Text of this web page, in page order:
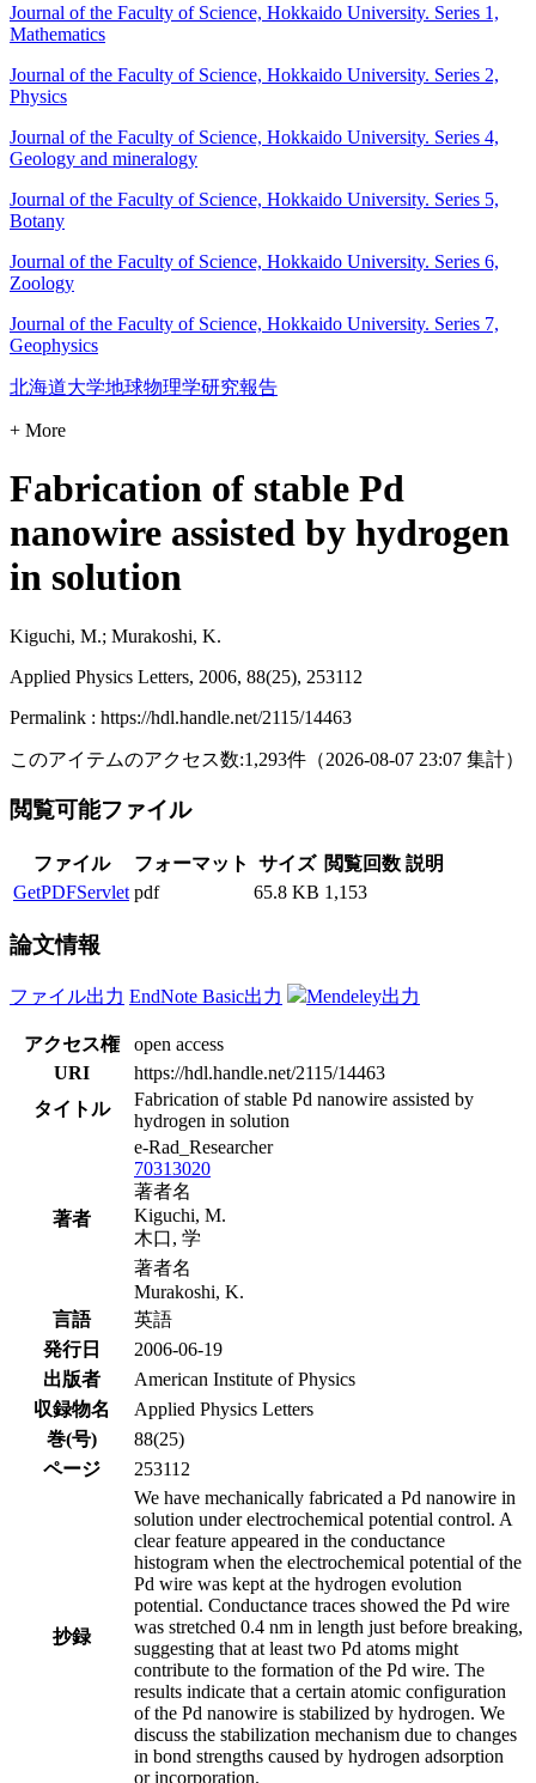
Journal of the Faculty of Science, Hokkaido University. Series 1,
Mathematics
Journal of the Faculty of Science, Hokkaido University. Series 2,
Physics
Journal of the Faculty of Science, Hokkaido University. Series 4,
Geology and mineralogy
Journal of the Faculty of Science, Hokkaido University. Series 5,
Botany
Journal of the Faculty of Science, Hokkaido University. Series 6,
Zoology
Journal of the Faculty of Science, Hokkaido University. Series 7,
Geophysics
北海道大学地球物理学研究報告
+ More
Fabrication of stable Pd
nanowire assisted by hydrogen
in solution
Kiguchi, M.; Murakoshi, K.
Applied Physics Letters, 2006, 88(25), 253112
Permalink : https://hdl.handle.net/2115/14463
このアイテムのアクセス数:1,293件 （2026-08-07 23:07 集計）
閲覧可能ファイル
ファイル フォーマット サイズ 閲覧回数 説明
GetPDFServlet pdf 65.8 KB 1,153
論文情報
ファイル出力 EndNote Basic出力 Mendeley出力
アクセス権
open access
URI
https://hdl.handle.net/2115/14463
タイトル
Fabrication of stable Pd nanowire assisted by
hydrogen in solution
著者
e-Rad_Researcher
70313020
著者名
Kiguchi, M.
木口, 学
著者名
Murakoshi, K.
言語
英語
発行日
2006-06-19
出版者
American Institute of Physics
収録物名
Applied Physics Letters
巻(号)
88(25)
ページ
253112
抄録
We have mechanically fabricated a Pd nanowire in
solution under electrochemical potential control. A
clear feature appeared in the conductance
histogram when the electrochemical potential of the
Pd wire was kept at the hydrogen evolution
potential. Conductance traces showed the Pd wire
was stretched 0.4 nm in length just before breaking,
suggesting that at least two Pd atoms might
contribute to the formation of the Pd wire. The
results indicate that a certain atomic configuration
of the Pd nanowire is stabilized by hydrogen. We
discuss the stabilization mechanism due to changes
in bond strengths caused by hydrogen adsorption
or incorporation.